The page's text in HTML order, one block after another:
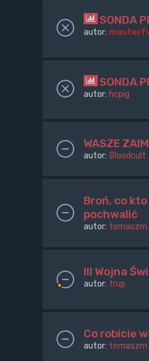
SONDA
autor:
SONDA
autor: hcpig
WASZE
autor: Bloodcult
Broń, co
pochwalić
autor: tomaszm
III Wojna
autor: trup
Co robicie
autor: tomaszm